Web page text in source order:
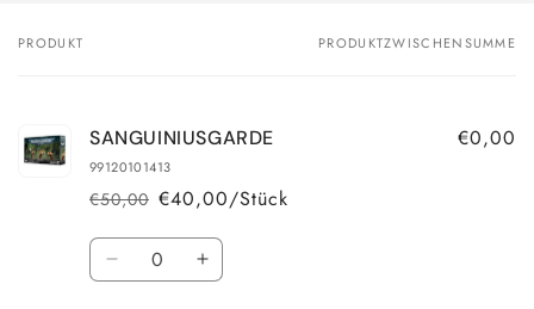
Dein
PRODUKT PRODUKTZWISCHENSUMME
SANGUINIUSGARDE
99120101413
Normaler
Preis
€50,00
Verkaufspreis€40,00/Stück
€0,00
Anzahl
VerringereErhöhe